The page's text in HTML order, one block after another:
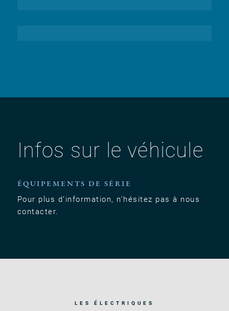
Infos sur le véhicule
ÉQUIPEMENTS DE SÉRIE
Pour plus d’information, n’hésitez pas à nous
contacter.
LES ÉLECTRIQUES